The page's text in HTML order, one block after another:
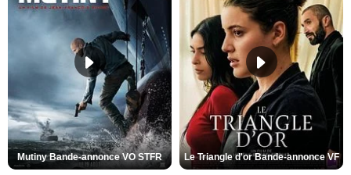
Mutiny Bande-annonce VO STFR Le Triangle d'or Bande-annonce VF